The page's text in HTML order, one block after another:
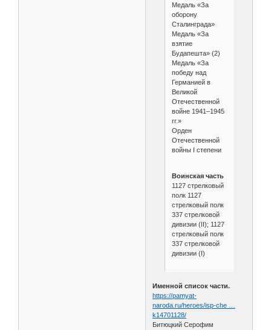
Медаль «За
оборону
Сталинграда»
Медаль «За
взятие
Будапешта» (2)
Медаль «За
победу над
Германией в
Великой
Отечественной
войне 1941–1945
гг.»
Орден
Отечественной
войны I степени
Воинская часть
1127 стрелковый
полк 1127
стрелковый полк
337 стрелковой
дивизии (II); 1127
стрелковый полк
337 стрелковой
дивизии (I)
Именной список части.
https://pamyat-
naroda.ru/heroes/isp-che …
k14701128/
Битюцкий Серофим